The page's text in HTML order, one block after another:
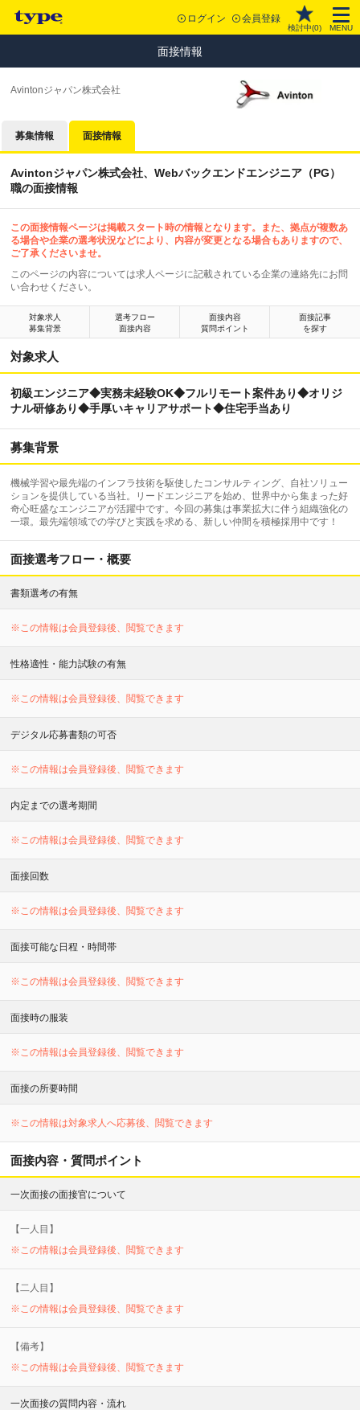
ログイン 会員登録
検討中(0) MENU
面接情報
Avintonジャパン株式会社
募集情報 面接情報
Avintonジャパン株式会社、Webバックエンドエンジニア（PG）
職の面接情報
この面接情報ページは掲載スタート時の情報となります。また、拠点が複数あ
る場合や企業の選考状況などにより、内容が変更となる場合もありますので、
ご了承くださいませ。
このページの内容については求人ページに記載されている企業の連絡先にお問
い合わせください。
対象求人
募集背景
選考フロー
面接内容
面接内容
質問ポイント
面接記事
を探す
対象求人
初級エンジニア◆実務未経験OK◆フルリモート案件あり◆オリジ
ナル研修あり◆手厚いキャリアサポート◆住宅手当あり
募集背景
機械学習や最先端のインフラ技術を駆使したコンサルティング、自社ソリュー
ションを提供している当社。リードエンジニアを始め、世界中から集まった好
奇心旺盛なエンジニアが活躍中です。今回の募集は事業拡大に伴う組織強化の
一環。最先端領域での学びと実践を求める、新しい仲間を積極採用中です！
面接選考フロー・概要
書類選考の有無
※この情報は会員登録後、閲覧できます
性格適性・能力試験の有無
※この情報は会員登録後、閲覧できます
デジタル応募書類の可否
※この情報は会員登録後、閲覧できます
内定までの選考期間
※この情報は会員登録後、閲覧できます
面接回数
※この情報は会員登録後、閲覧できます
面接可能な日程・時間帯
※この情報は会員登録後、閲覧できます
面接時の服装
※この情報は会員登録後、閲覧できます
面接の所要時間
※この情報は対象求人へ応募後、閲覧できます
面接内容・質問ポイント
一次面接の面接官について
【一人目】
※この情報は会員登録後、閲覧できます
【二人目】
※この情報は会員登録後、閲覧できます
【備考】
※この情報は会員登録後、閲覧できます
一次面接の質問内容・流れ